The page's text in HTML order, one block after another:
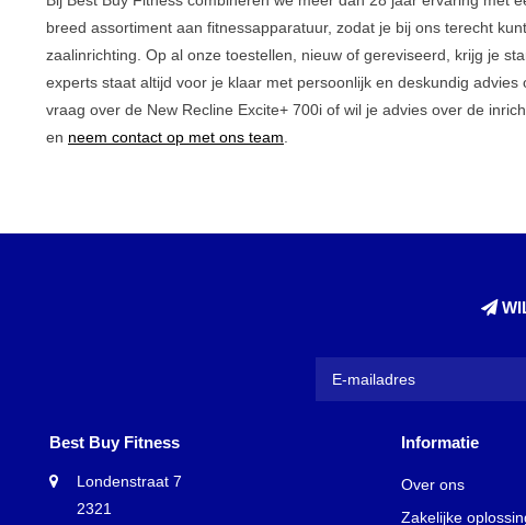
breed assortiment aan fitnessapparatuur, zodat je bij ons terecht
zaalinrichting. Op al onze toestellen, nieuw of gereviseerd, krijg je
experts staat altijd voor je klaar met persoonlijk en deskundig
vraag over de New Recline Excite+ 700i of wil je advies over de
en neem contact op met ons team
Best Buy Fitness
Londenstraat 7
2321
Informatie
Over ons
Zakelijke